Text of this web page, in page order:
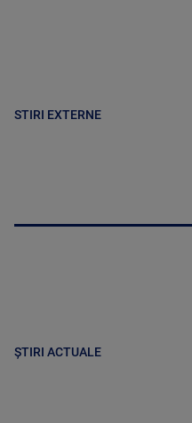
STIRI EXTERNE
ȘTIRI ACTUALE